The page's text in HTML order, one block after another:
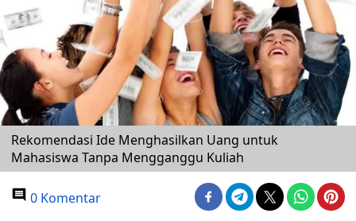
Rekomendasi Ide Menghasilkan Uang untuk
Mahasiswa Tanpa Mengganggu Kuliah
0 Komentar